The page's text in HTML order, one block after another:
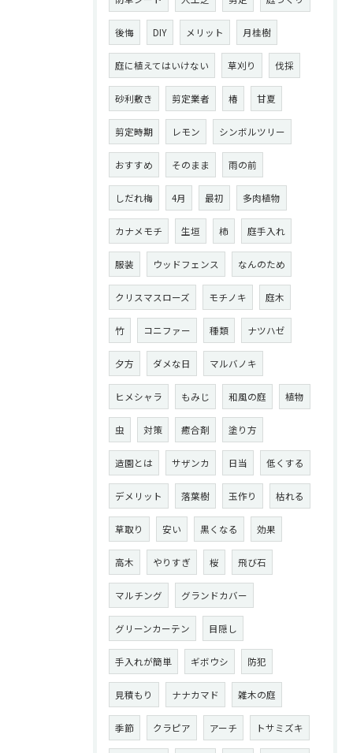
後悔 DIY メリット 月桂樹
庭に植えてはいけない 草刈り 伐採
砂利敷き 剪定業者 椿 甘夏
剪定時期 レモン シンボルツリー
おすすめ そのまま 雨の前
しだれ梅 4月 最初 多肉植物
カナメモチ 生垣 柿 庭手入れ
服装 ウッドフェンス なんのため
クリスマスローズ モチノキ 庭木
竹 コニファー 種類 ナツハゼ
夕方 ダメな日 マルバノキ
ヒメシャラ もみじ 和風の庭 植物
虫 対策 癒合剤 塗り方
造園とは サザンカ 日当 低くする
デメリット 落葉樹 玉作り 枯れる
草取り 安い 黒くなる 効果
高木 やりすぎ 桜 飛び石
マルチング グランドカバー
グリーンカーテン 目隠し
手入れが簡単 ギボウシ 防犯
見積もり ナナカマド 雑木の庭
季節 クラピア アーチ トサミズキ